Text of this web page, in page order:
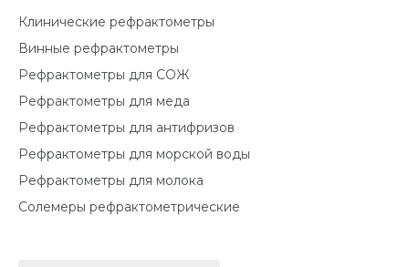
Клинические рефрактометры
Винные рефрактометры
Рефрактометры для СОЖ
Рефрактометры для меда
Рефрактометры для антифризов
Рефрактометры для морской воды
Рефрактометры для молока
Солемеры рефрактометрические